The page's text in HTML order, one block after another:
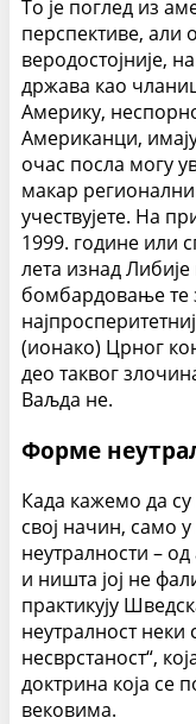
То је поглед из
перспективе, али
веродостојније,
држава као
Америку,
Американци,
очас посла могу
макар
учествујете. На
1999. године или
лета изнад
бомбардовање те
(ионако) Црног
део таквог
Ваљда не.
Форме
Када кажемо да
свој начин, само
неутралности –
и ништа јој не
практикују
неутралност неки
несврстаност“,
доктрина која се
вековима.